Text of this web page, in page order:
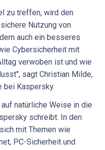
zu treffen, wird den
Nutzung von
auch ein besseres
Cybersicherheit mit
verwoben ist und wie
sagt Christian Milde,
bei Kaspersky.
natürliche Weise in die
schreibt. In den
mit Themen wie
PC-Sicherheit und